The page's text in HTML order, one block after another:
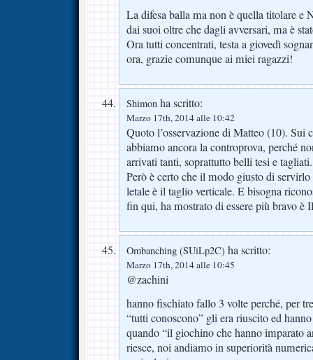
La difesa balla ma non è quella titolare e
dai suoi oltre che dagli avversari, ma è
Ora tutti concentrati, testa a giovedì
ora, grazie comunque ai miei ragazzi!
Shimon ha scritto:
Marzo 17th, 2014 alle 10:42
Quoto l’osservazione di Matteo (10). Sui
abbiamo ancora la controprova, perché
arrivati tanti, soprattutto belli tesi e tagliati.
Però è certo che il modo giusto di servirlo
letale è il taglio verticale. E bisogna
fin qui, ha mostrato di essere più bravo è
Ombanching (SUiLp2C) ha scritto:
Marzo 17th, 2014 alle 10:45
@zachini
hanno fischiato fallo 3 volte perché, per
“tutti conoscono” gli era riuscito ed
quando “il giochino che hanno imparato
riesce, noi andiamo in superiorità